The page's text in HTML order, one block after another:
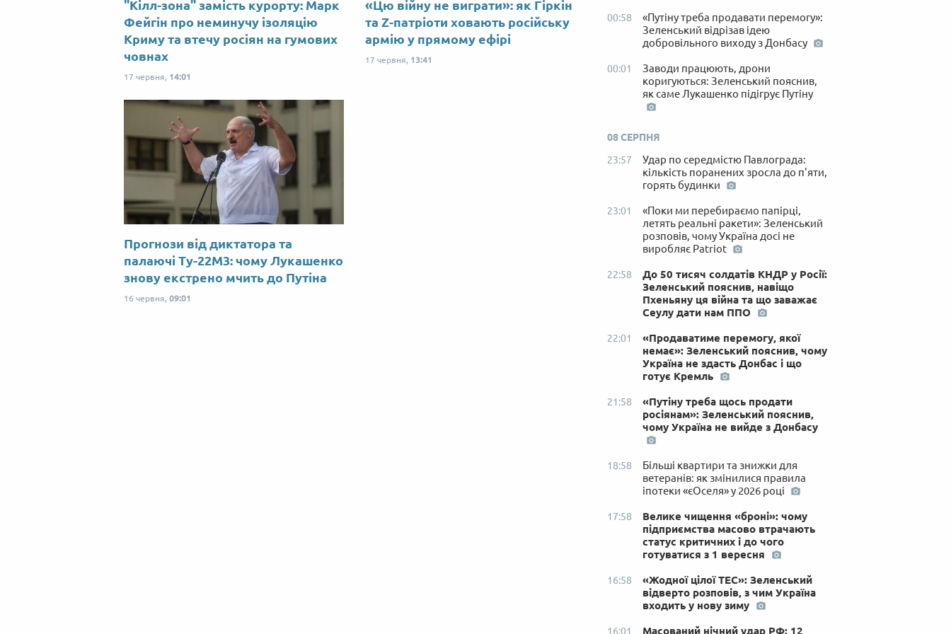
"Кілл-зона" замість курорту: Марк
Фейгін про неминучу ізоляцію
Криму та втечу росіян на гумових
човнах
17 червня, 14:01
«Цю війну не виграти»: як Гіркін
та Z-патріоти ховають російську
армію у прямому ефірі
17 червня, 13:41
Прогнози від диктатора та
палаючі Ту-22М3: чому Лукашенко
знову екстрено мчить до Путіна
16 червня, 09:01
00:58
«Путіну треба продавати перемогу»:
Зеленський відрізав ідею
добровільного виходу з Донбасу
00:01
Заводи працюють, дрони
коригуються: Зеленський пояснив,
як саме Лукашенко підігрує Путіну
08 СЕРПНЯ
23:57
Удар по середмістю Павлограда:
кількість поранених зросла до п'яти,
горять будинки
23:01
«Поки ми перебираємо папірці,
летять реальні ракети»: Зеленський
розповів, чому Україна досі не
виробляє Patriot
22:58
До 50 тисяч солдатів КНДР у Росії:
Зеленський пояснив, навіщо
Пхеньяну ця війна та що заважає
Сеулу дати нам ППО
22:01
«Продаватиме перемогу, якої
немає»: Зеленський пояснив, чому
Україна не здасть Донбас і що
готує Кремль
21:58
«Путіну треба щось продати
росіянам»: Зеленський пояснив,
чому Україна не вийде з Донбасу
18:58
Більші квартири та знижки для
ветеранів: як змінилися правила
іпотеки «єОселя» у 2026 році
17:58
Велике чищення «броні»: чому
підприємства масово втрачають
статус критичних і до чого
готуватися з 1 вересня
16:58
«Жодної цілої ТЕС»: Зеленський
відверто розповів, з чим Україна
входить у нову зиму
16:01 Масований нічний удар РФ: 12